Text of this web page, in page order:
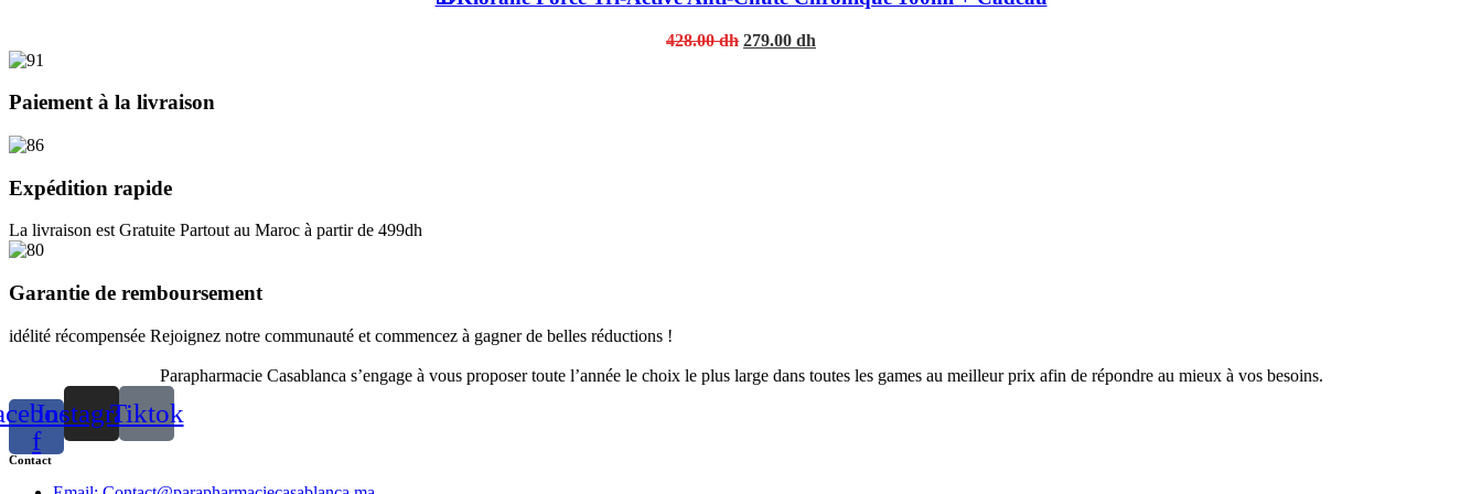
428.00dh Original
279.00 dh
Paiement à la livraison
Expédition rapide
La livraison est Gratuite Partout au Maroc à partir de 499dh
Garantie de remboursement
idélité récompensée Rejoignez notre communauté et commencez à gagner de belles réductions !
Parapharmacie Casablanca s’engage à vous proposer toute l’année le choix le plus large dans toutes les games au meilleur prix afin de répondre au mieux à vos besoins.
f
InstagramTiktok
Contact